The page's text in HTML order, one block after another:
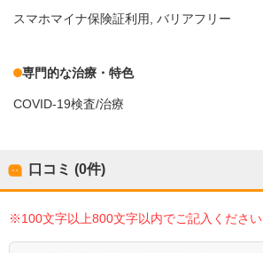
スマホマイナ保険証利用 バリアフリー
専門的な治療・特色
COVID-19検査/治療
口コミ (0件)
※100文字以上800文字以内でご記入ください